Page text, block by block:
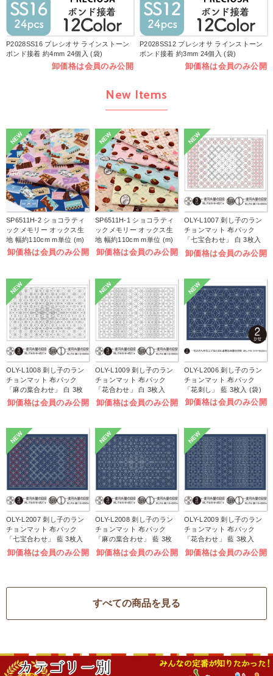
P2028SS16 プレシオサ ラインストーン
ボンド接着 約4mm 24個入 (袋)
卸価格は会員のみ公開
P2028SS12 プレシオサ ラインストーン
ボンド接着 約3mm 24個入 (袋)
卸価格は会員のみ公開
New Items
NEW
SP6511H-2 ショコラティ
ックメモリー オックス生
地 幅約110cm m単位 (m)
卸価格は会員のみ公開
NEW
SP6511H-1 ショコラティ
ックメモリー オックス生
地 幅約110cm m単位 (m)
卸価格は会員のみ公開
NEW
OLY-L1007 刺し子のラン
チョンマット 布パック
「七宝合わせ」 白 3枚入
(袋)
卸価格は会員のみ公開
NEW
OLY-L1008 刺し子のラン
チョンマット 布パック
「麻の葉合わせ」 白 3枚
入 (袋)
卸価格は会員のみ公開
NEW
OLY-L1009 刺し子のラン
チョンマット 布パック
「花合わせ」 白 3枚入
(袋)
卸価格は会員のみ公開
NEW
OLY-L2006 刺し子のラン
チョンマット 布パック
「花刺し」 藍 3枚入 (袋)
卸価格は会員のみ公開
NEW
OLY-L2007 刺し子のラン
チョンマット 布パック
「七宝合わせ」 藍 3枚入
(袋)
卸価格は会員のみ公開
NEW
OLY-L2008 刺し子のラン
チョンマット 布パック
「麻の葉合わせ」 藍 3枚
入 (袋)
卸価格は会員のみ公開
NEW
OLY-L2009 刺し子のラン
チョンマット 布パック
「花合わせ」 藍 3枚入
(袋)
卸価格は会員のみ公開
すべての商品を見る